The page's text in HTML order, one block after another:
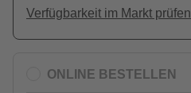
Verfügbarkeit im Markt prüfen
ONLINE BESTELLEN